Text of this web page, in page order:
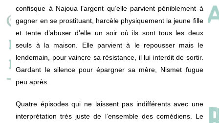
confisque à Najoua l’argent qu’elle parvient péniblement à
gagner en se prostituant, harcèle physiquement la jeune fille
et tente d’abuser d’elle un soir où ils sont tous les deux
seuls à la maison. Elle parvient à le repousser mais le
lendemain, pour vaincre sa résistance, il lui interdit de sortir.
Gardant le silence pour épargner sa mère, Nismet fugue
peu après.
Quatre épisodes qui ne laissent pas indifférents avec une
interprétation très juste de l’ensemble des comédiens. Le